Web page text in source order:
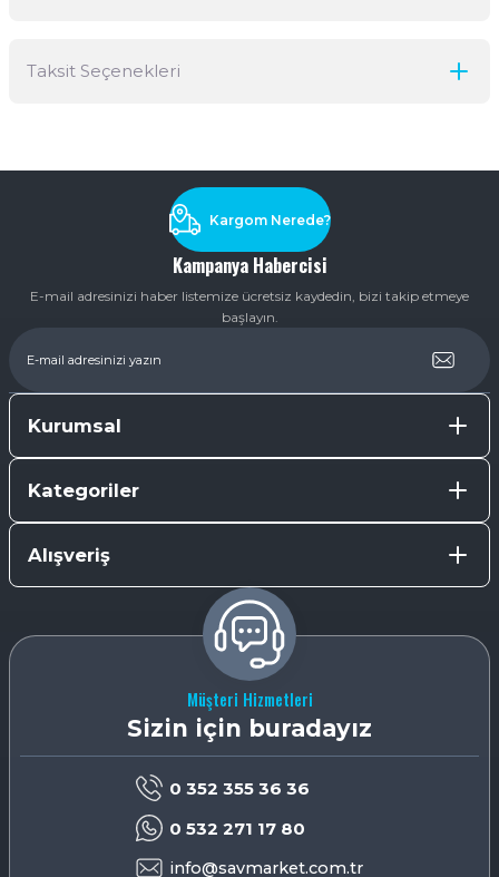
Taksit Seçenekleri
Kampanya Habercisi
E-mail adresinizi haber listemize ücretsiz kaydedin, bizi takip etmeye
başlayın.
Kargom Nerede?
Kurumsal
Kategoriler
Alışveriş
Müşteri Hizmetleri
Sizin için buradayız
0 352 355 36 36
0 532 271 17 80
info@savmarket.com.tr